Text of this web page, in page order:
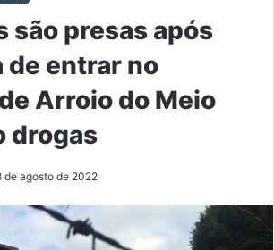
são presas após
entrar no
Arroio do Meio
drogas
de agosto de 2022